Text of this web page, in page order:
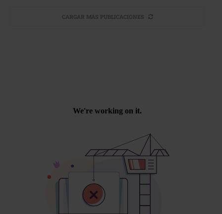
CARGAR MÁS PUBLICACIONES